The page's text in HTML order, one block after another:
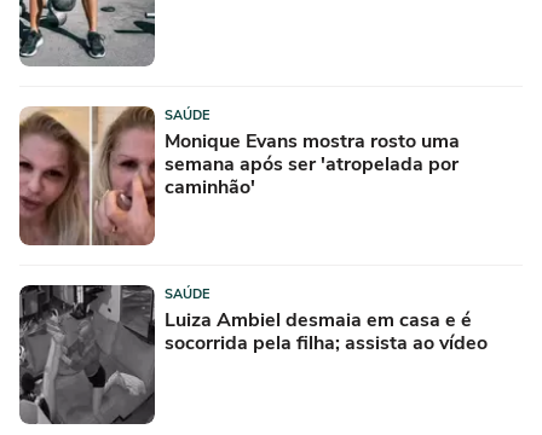
SAÚDE
Monique Evans mostra rosto uma
semana após ser 'atropelada por
caminhão'
SAÚDE
Luiza Ambiel desmaia em casa e é
socorrida pela filha; assista ao vídeo